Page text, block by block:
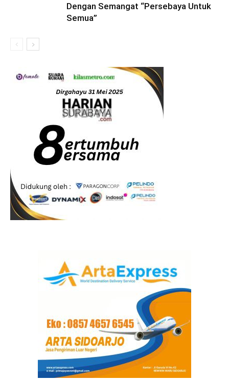
Dengan Semangat “Persebaya Untuk
Semua”